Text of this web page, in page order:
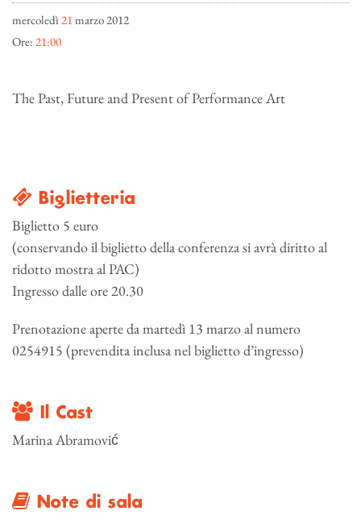
mercoledì 21 marzo 2012
Ore: 21:00
The Past, Future and Present of Performance Art
Biglietteria
Biglietto 5 euro
(conservando il biglietto della conferenza si avrà diritto al
ridotto mostra al PAC)
Ingresso dalle ore 20.30
Prenotazione aperte da martedì 13 marzo al numero
0254915 (prevendita inclusa nel biglietto d’ingresso)
Il Cast
Marina Abramović
Note di sala